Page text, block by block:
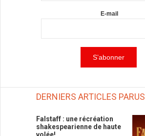
E-mail
DERNIERS ARTICLES PARUS
Falstaff : une récréation
shakespearienne de haute
volée!